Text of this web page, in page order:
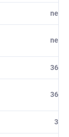
ne
ne
36
36
3